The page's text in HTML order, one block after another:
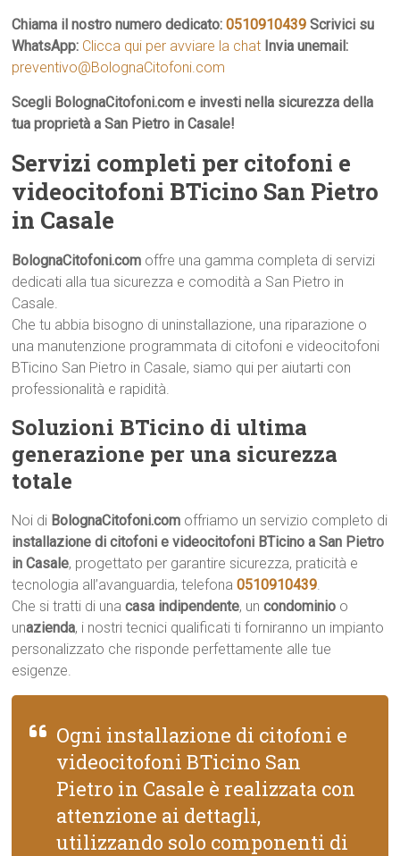
Chiama il nostro numero dedicato:0510910439 Scrivici su
WhatsApp: Clicca qui per avviare la chat Invia unemail:
preventivo@BolognaCitofoni.com
Scegli BolognaCitofoni.com e investi nella sicurezza della
tua proprietà a San Pietro in Casale!
Servizi completi per citofoni e
videocitofoni BTicino San Pietro
in Casale
BolognaCitofoni.com offre una gamma completa di servizi
dedicati alla tua sicurezza e comodità a San Pietro in
Casale.
Che tu abbia bisogno di uninstallazione, una riparazione o
una manutenzione programmata di citofoni e videocitofoni
BTicino San Pietro in Casale, siamo qui per aiutarti con
professionalità e rapidità.
Soluzioni BTicino di ultima
generazione per una sicurezza
totale
Noi di BolognaCitofoni.com offriamo un servizio completo di
installazione di citofoni e videocitofoni BTicino a San Pietro
in Casale, progettato per garantire sicurezza, praticità e
tecnologia all’avanguardia, telefona0510910439.
Che si tratti di unacasa indipendente, uncondominio o
unazienda, i nostri tecnici qualificati ti forniranno un impianto
personalizzato che risponde perfettamente alle tue
esigenze.
Ogni installazione di citofoni e
videocitofoni BTicino San
Pietro in Casale è realizzata con
attenzione ai dettagli,
utilizzando solo componenti di